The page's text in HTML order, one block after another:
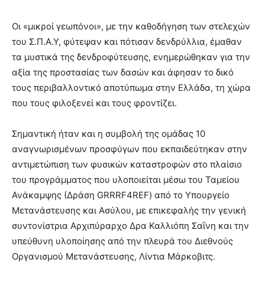
Οι «μικροί γεωπόνοι», με την καθοδήγηση των στελεχών
του Σ.Π.Α.Υ, φύτεψαν και πότισαν δενδρύλλια, έμαθαν
τα μυστικά της δενδροφύτευσης, ενημερώθηκαν για την
αξία της προστασίας των δασών και άφησαν το δικό
τους περιβαλλοντικό αποτύπωμα στην Ελλάδα, τη χώρα
που τους φιλοξενεί και τους φροντίζει.
Σημαντική ήταν και η συμβολή της ομάδας 10
αναγνωρισμένων προσφύγων που εκπαιδεύτηκαν στην
αντιμετώπιση των φυσικών καταστροφών στο πλαίσιο
του προγράμματος που υλοποιείται μέσω του Ταμείου
Ανάκαμψης (Δράση GRRRF4REF) από το Υπουργείο
Μετανάστευσης και Ασύλου, με επικεφαλής την γενική
συντονίστρια Αρχιπύραρχο Δρα Καλλιόπη Σαΐνη και την
υπεύθυνη υλοποίησης από την πλευρά του Διεθνούς
Οργανισμού Μετανάστευσης, Λίντια Μάρκοβιτς.